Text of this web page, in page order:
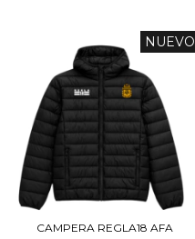
NUEVO
CAMPERA REGLA18 AFA